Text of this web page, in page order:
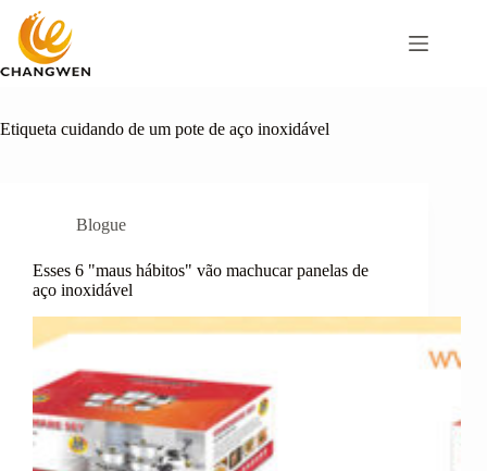
para
conteúdo
Etiqueta cuidando de um pote de aço inoxidável
Blogue
Esses 6 "maus hábitos" vão machucar panelas de
aço inoxidável